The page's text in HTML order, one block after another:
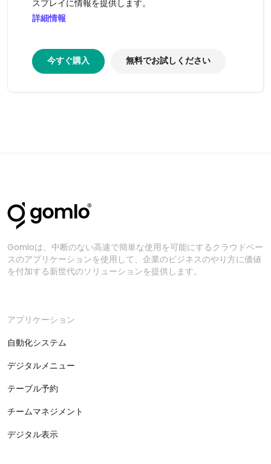
スプレイに情報を提供します。
詳細情報
今すぐ購入 無料でお試しください
Gomloは、中断のない高速で簡単な使用を可能にするクラウドベー
スのアプリケーションを使用して、企業のビジネスのやり方に価値
を付加する新世代のソリューションを提供します。
アプリケーション
自動化システム
デジタルメニュー
テーブル予約
チームマネジメント
デジタル表示